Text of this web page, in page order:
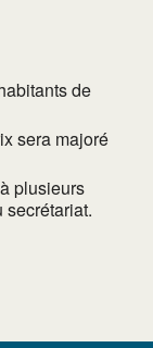
de
sera majoré
plusieurs
secrétariat.